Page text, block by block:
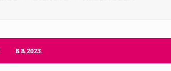
8.8.2023.